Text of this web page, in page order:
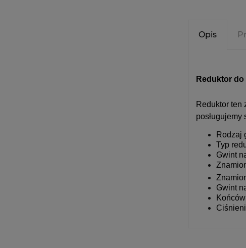
Opis
Reduktor do
Reduktor ten
Rodzaj
Typ
Gwint
Gwint